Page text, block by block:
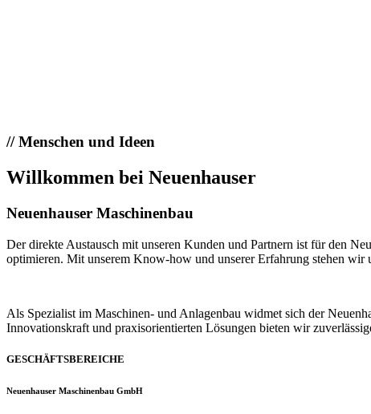
//Menschen und Ideen
Willkommen bei Neuenhauser
Neuenhauser Maschinenbau
Der direkte Austausch mit unseren Kunden und Partnern ist für den
optimieren. Mit unserem Know-how und unserer Erfahrung stehen
Als Spezialist im Maschinen- und Anlagenbau widmet sich der
Innovationskraft und praxisorientierten Lösungen bieten wir
GESCHÄFTSBEREICHE
Neuenhauser Maschinenbau GmbH